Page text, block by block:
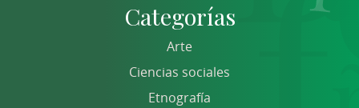
Categorías
Arte
Ciencias sociales
Etnografía